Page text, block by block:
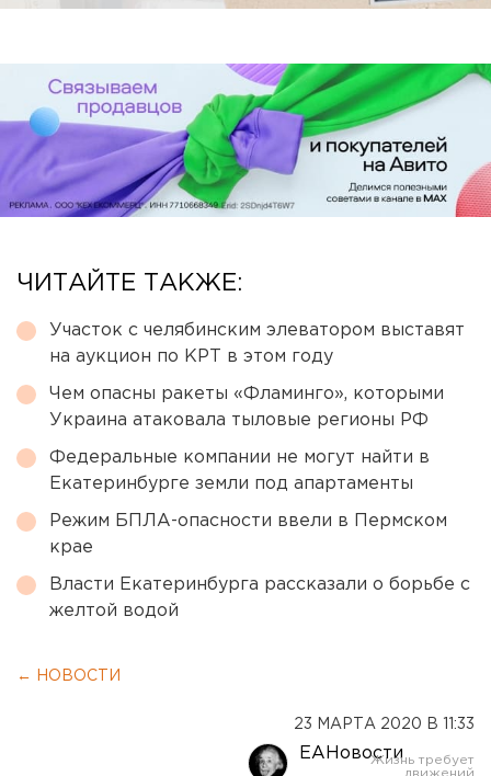
ЧИТАЙТЕ ТАКЖЕ:
Участок с челябинским элеватором выставят
на аукцион по КРТ в этом году
Чем опасны ракеты «Фламинго», которыми
Украина атаковала тыловые регионы РФ
Федеральные компании не могут найти в
Екатеринбурге земли под апартаменты
Режим БПЛА-опасности ввели в Пермском
крае
Власти Екатеринбурга рассказали о борьбе с
желтой водой
← НОВОСТИ
23 МАРТА 2020 В 11:33
ЕАНовости